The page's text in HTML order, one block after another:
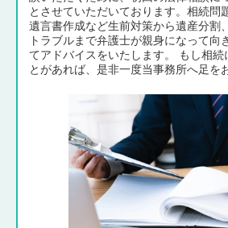
とさせていただいております。相続問
遺言書作成など生前対策から遺産分割
トラブルまで弁護士が親身になって向
てアドバイスをいたします。 もし相続
とがあれば、是非一度当事務所へ足を